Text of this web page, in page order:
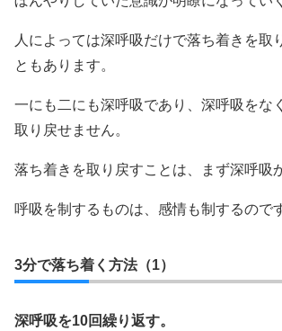
人によっては深呼吸だけで落ち着きを取
ともあります。
一にも二にも深呼吸であり、深呼吸をな
取り戻せません。
落ち着きを取り戻すことは、まず深呼吸
呼吸を制するものは、感情も制するので
3分で落ち着く方法（1）
深呼吸を10回繰り返す。